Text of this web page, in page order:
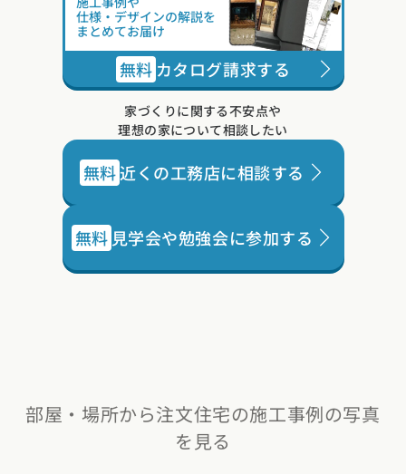
仕様・デザインの解説を
まとめてお届け
無料 カタログ請求する
家づくりに関する不安点や
理想の家について相談したい
無料近くの工務店に相談する
無料 見学会や勉強会に参加する
部屋・場所から注文住宅の施工事例の写真
を見る